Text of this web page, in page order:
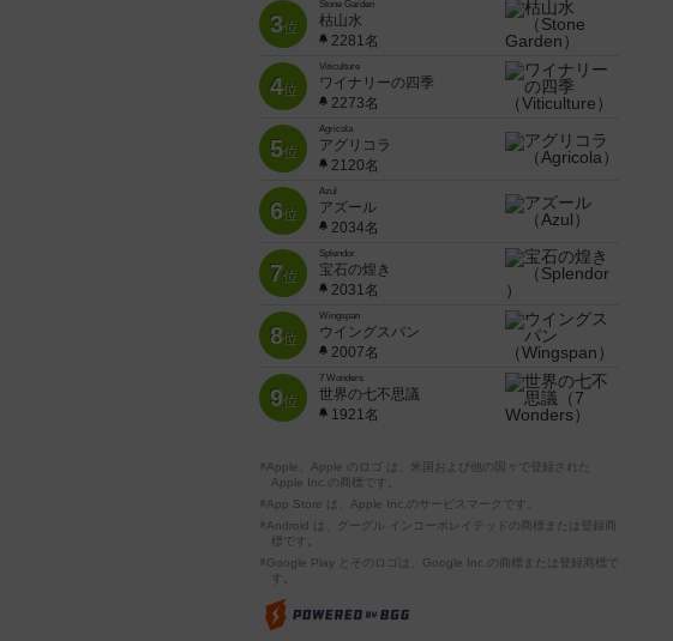
3位
Stone Garden
枯山水
2281名
4位
Viticulture
ワイナリーの四季
2273名
5位
Agricola
アグリコラ
2120名
6位
Azul
アズール
2034名
7位
Splendor
宝石の煌き
2031名
8位
Wingspan
ウイングスパン
2007名
9位
7 Wonders
世界の七不思議
1921名
※Apple、Apple のロゴ は、米国および他の国々で登録された
Apple Inc.の商標です。
※App Store は、Apple Inc.のサービスマークです。
※Android は、グーグル インコーポレイテッドの商標または登録商
標です。
※Google Play とそのロゴは、Google Inc.の商標または登録商標で
す。